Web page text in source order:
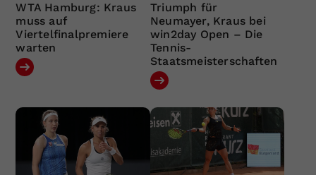
WTA Hamburg: Kraus
muss auf
Viertelfinalpremiere
warten
Triumph für
Neumayer, Kraus bei
win2day Open – Die
Tennis-
Staatsmeisterschaften